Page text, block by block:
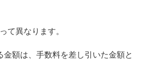
て異なります。
金額は、手数料を差し引いた金額と